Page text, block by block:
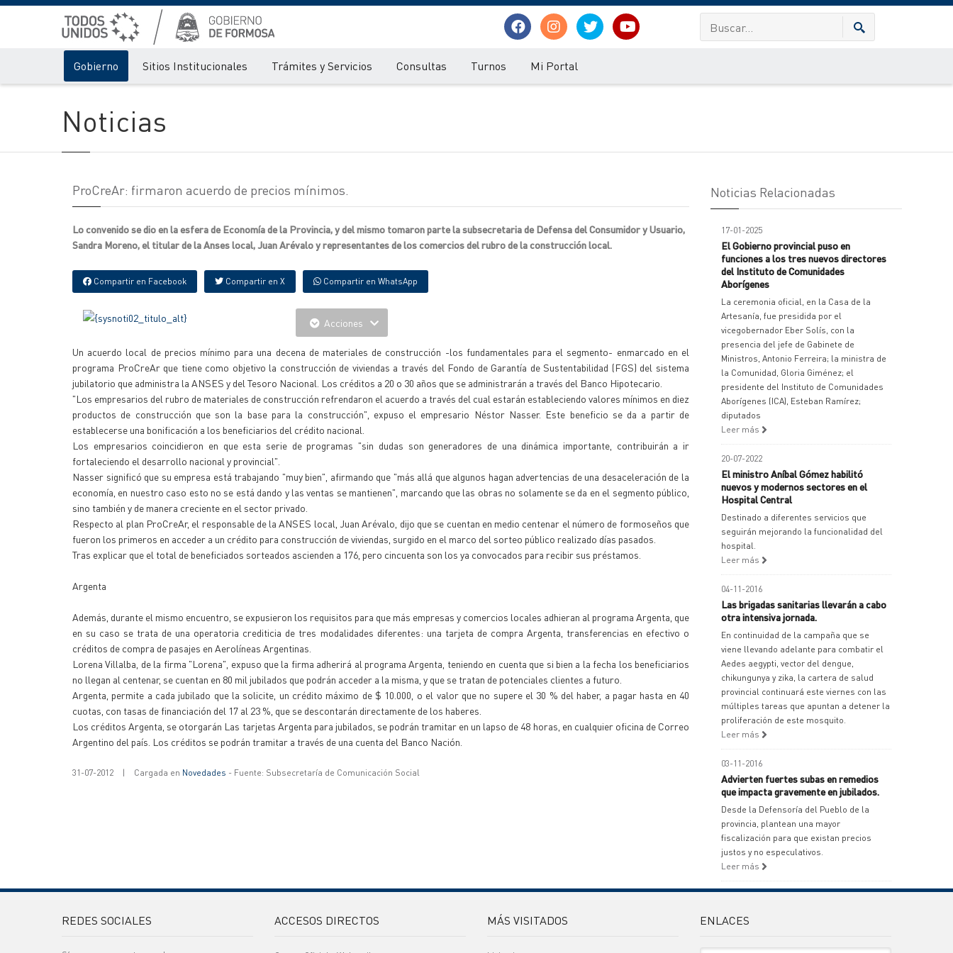
Gobierno Sitios Institucionales Trámites y Servicios Consultas Turnos Mi Portal
Noticias
ProCreAr: firmaron acuerdo de precios mínimos.
Lo convenido se dio en la esfera de Economía de la Provincia, y del mismo tomaron parte la subsecretaria de Defensa del Consumidor y Usuario,
Sandra Moreno, el titular de la Anses local, Juan Arévalo y representantes de los comercios del rubro de la construcción local.
Compartir en Facebook Compartir en X Compartir en WhatsApp
Acciones
Un acuerdo local de precios mínimo para una decena de materiales de construcción -los fundamentales para el segmento- enmarcado en el
programa ProCreAr que tiene como objetivo la construcción de viviendas a través del Fondo de Garantía de Sustentabilidad (FGS) del sistema
jubilatorio que administra la ANSES y del Tesoro Nacional. Los créditos a 20 o 30 años que se administrarán a través del Banco Hipotecario.
"Los empresarios del rubro de materiales de construcción refrendaron el acuerdo a través del cual estarán estableciendo valores mínimos en diez
productos de construcción que son la base para la construcción", expuso el empresario Néstor Nasser. Este beneficio se da a partir de
establecerse una bonificación a los beneficiarios del crédito nacional.
Los empresarios coincidieron en que esta serie de programas "sin dudas son generadores de una dinámica importante, contribuirán a ir
fortaleciendo el desarrollo nacional y provincial".
Nasser significó que su empresa está trabajando "muy bien", afirmando que "más allá que algunos hagan advertencias de una desaceleración de la
economía, en nuestro caso esto no se está dando y las ventas se mantienen", marcando que las obras no solamente se da en el segmento público,
sino también y de manera creciente en el sector privado.
Respecto al plan ProCreAr, el responsable de la ANSES local, Juan Arévalo, dijo que se cuentan en medio centenar el número de formoseños que
fueron los primeros en acceder a un crédito para construcción de viviendas, surgido en el marco del sorteo público realizado días pasados.
Tras explicar que el total de beneficiados sorteados ascienden a 176, pero cincuenta son los ya convocados para recibir sus préstamos.
Argenta
Además, durante el mismo encuentro, se expusieron los requisitos para que más empresas y comercios locales adhieran al programa Argenta, que
en su caso se trata de una operatoria crediticia de tres modalidades diferentes: una tarjeta de compra Argenta, transferencias en efectivo o
créditos de compra de pasajes en Aerolíneas Argentinas.
Lorena Villalba, de la firma "Lorena", expuso que la firma adherirá al programa Argenta, teniendo en cuenta que si bien a la fecha los beneficiarios
no llegan al centenar, se cuentan en 80 mil jubilados que podrán acceder a la misma, y que se tratan de potenciales clientes a futuro.
Argenta, permite a cada jubilado que la solicite, un crédito máximo de $ 10.000, o el valor que no supere el 30 % del haber, a pagar hasta en 40
cuotas, con tasas de financiación del 17 al 23 %, que se descontarán directamente de los haberes.
Los créditos Argenta, se otorgarán Las tarjetas Argenta para jubilados, se podrán tramitar en un lapso de 48 horas, en cualquier oficina de Correo
Argentino del país. Los créditos se podrán tramitar a través de una cuenta del Banco Nación.
31-07-2012 | Cargada en Novedades - Fuente: Subsecretaría de Comunicación Social
Noticias Relacionadas
17-01-2025
El Gobierno provincial puso en
funciones a los tres nuevos directores
del Instituto de Comunidades
Aborígenes
La ceremonia oficial, en la Casa de la
Artesanía, fue presidida por el
vicegobernador Eber Solís, con la
presencia del jefe de Gabinete de
Ministros, Antonio Ferreira; la ministra de
la Comunidad, Gloria Giménez; el
presidente del Instituto de Comunidades
Aborígenes (ICA), Esteban Ramírez;
diputados
Leer más
20-07-2022
El ministro Aníbal Gómez habilitó
nuevos y modernos sectores en el
Hospital Central
Destinado a diferentes servicios que
seguirán mejorando la funcionalidad del
hospital.
Leer más
04-11-2016
Las brigadas sanitarias llevarán a cabo
otra intensiva jornada.
En continuidad de la campaña que se
viene llevando adelante para combatir el
Aedes aegypti, vector del dengue,
chikungunya y zika, la cartera de salud
provincial continuará este viernes con las
múltiples tareas que apuntan a detener la
proliferación de este mosquito.
Leer más
03-11-2016
Advierten fuertes subas en remedios
que impacta gravemente en jubilados.
Desde la Defensoría del Pueblo de la
provincia, plantean una mayor
fiscalización para que existan precios
justos y no especulativos.
Leer más
REDES SOCIALES ACCESOS DIRECTOS MÁS VISITADOS ENLACES